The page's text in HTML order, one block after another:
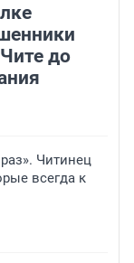
до
Читинец
всегда к